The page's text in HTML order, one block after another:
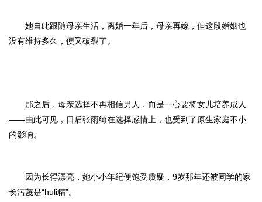
她自此跟随母亲生活，离婚一年后，母亲再嫁，但这段婚姻也
没有维持多久，便又破裂了。
那之后，母亲选择不再相信男人，而是一心要将女儿培养成人
——由此可见，日后张雨绮在选择感情上，也受到了原生家庭不小
的影响。
因为长得漂亮，她小小年纪便饱受质疑，9岁那年还被同学的家
长污蔑是“huli精”。